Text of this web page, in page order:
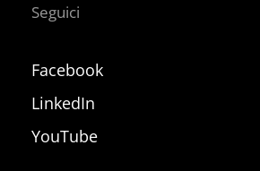
Seguici
Facebook
LinkedIn
YouTube